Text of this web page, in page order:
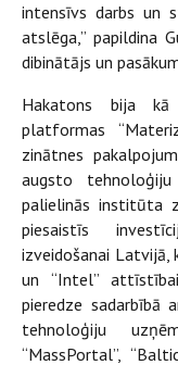
intensīvs darbs un
atslēga,” papildina
dibinātājs un
Hakatons bija
platformas
zinātnes
augsto
palielinās institūta
piesaistīs
izveidošanai Latvijā,
un “Intel”
pieredze sadarbībā
tehnoloģiju
“MassPortal”,